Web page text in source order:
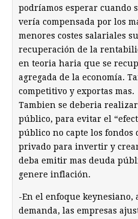
podríamos esperar cuando
vería compensada por los
menores costes salariales
recuperación de la
en teoria haria que se
agregada de la economía.
competitivo y exportas mas.
Tambien se deberia
público, para evitar el
público no capte los
privado para invertir y
deba emitir mas deuda
genere inflación.
-En el enfoque
demanda, las empresas